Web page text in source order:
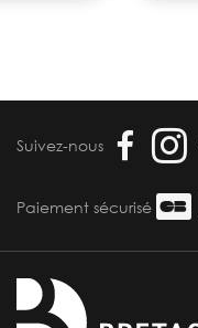
Suivez-nous
Paiement sécurisé